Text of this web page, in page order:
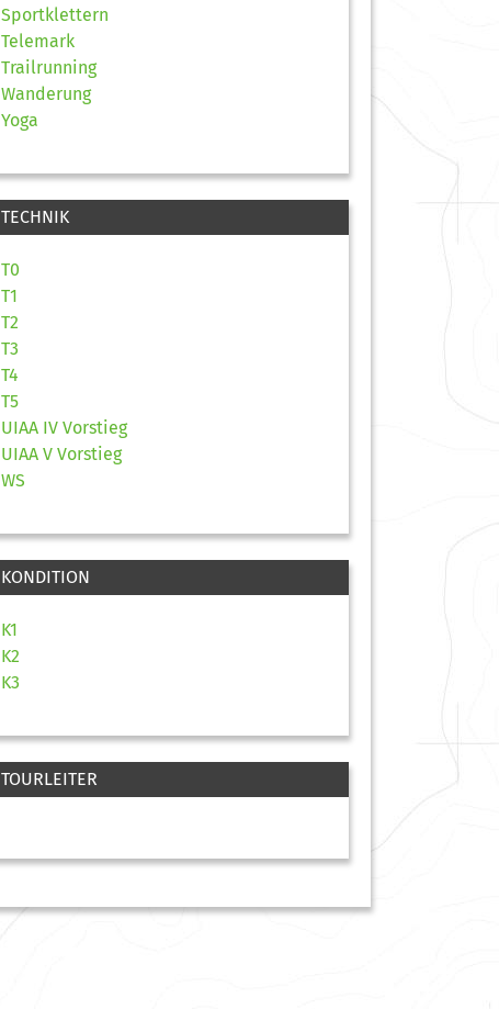
Sportklettern
Telemark
Trailrunning
Wanderung
Yoga
TECHNIK
T0
T1
T2
T3
T4
T5
UIAA IV Vorstieg
UIAA V Vorstieg
WS
KONDITION
K1
K2
K3
TOURLEITER